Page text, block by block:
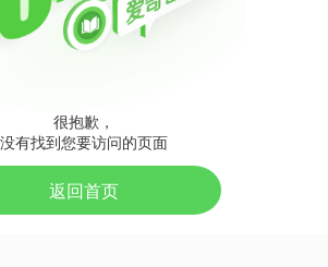
很抱歉，
没有找到您要访问的页面
返回首页